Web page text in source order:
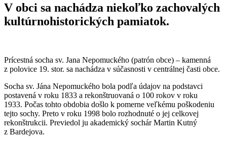
V obci sa nachádza niekoľko zachovalých
kultúrnohistorických pamiatok.
Prícestná socha sv. Jana Nepomuckého (patrón obce) – kamenná
z polovice 19. stor. sa nachádza v súčasnosti v centrálnej časti obce.
Socha sv. Jána Nepomuckého bola podľa údajov na podstavci
postavená v roku 1833 a rekonštruovaná o 100 rokov v roku
1933. Počas tohto obdobia došlo k pomerne veľkému poškodeniu
tejto sochy. Preto v roku 1998 bolo rozhodnuté o jej celkovej
rekonštrukcii. Previedol ju akademický sochár Martin Kutný
z Bardejova.